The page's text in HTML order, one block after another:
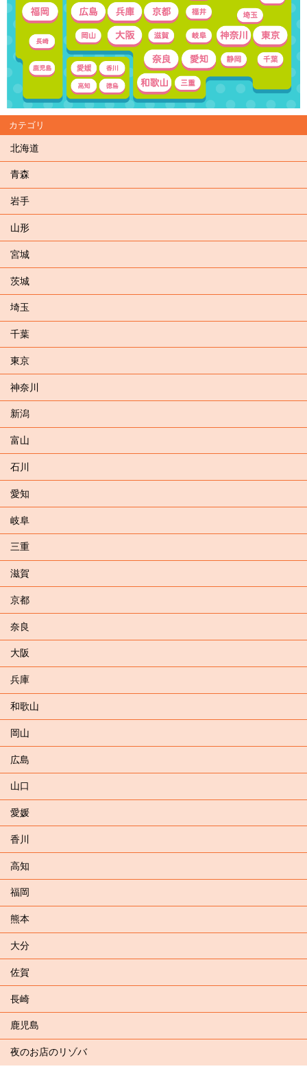
カテゴリ
北海道
青森
岩手
山形
宮城
茨城
埼玉
千葉
東京
神奈川
新潟
富山
石川
愛知
岐阜
三重
滋賀
京都
奈良
大阪
兵庫
和歌山
岡山
広島
山口
愛媛
香川
高知
福岡
熊本
大分
佐賀
長崎
鹿児島
夜のお店のリゾバ